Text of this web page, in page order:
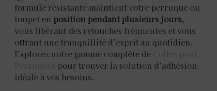
formule résistante maintient votre perruque ou
toupet en position pendant plusieurs jours,
vous libérant des retouches fréquentes et vous
offrant une tranquillité d’esprit au quotidien.
Explorez notre gamme complète de Colles pour
Perruques pour trouver la solution d’adhésion
idéale à vos besoins.